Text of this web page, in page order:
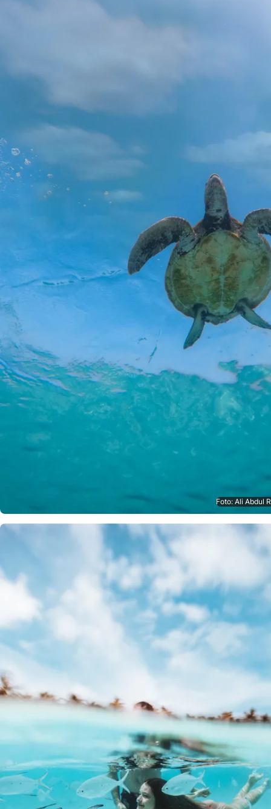
Foto: Ali Abdul